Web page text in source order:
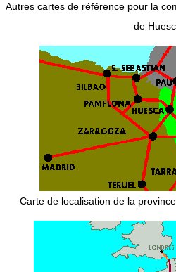
Autres cartes de référence pour la
de
Carte de localisation de la